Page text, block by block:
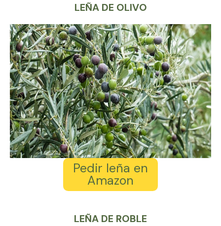
LEÑA DE OLIVO
Pedir leña en
Amazon
LEÑA DE ROBLE